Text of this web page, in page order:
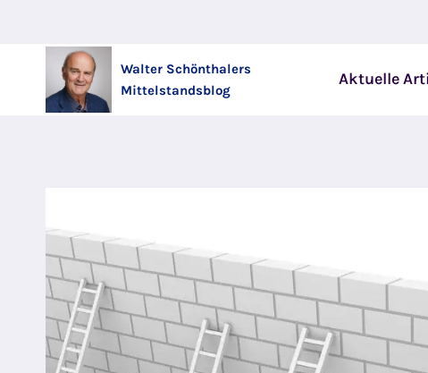
springen
Walter Schönthalers
Mittelstandsblog
Aktuelle